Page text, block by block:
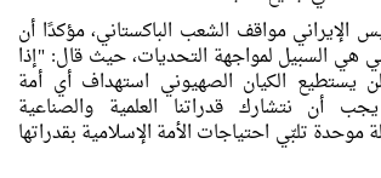
الإيراني مواقف الشعب الباكستاني، مؤكدًا أن
هي السبيل لمواجهة التحديات، حيث قال: "إذا
يستطيع الكيان الصهيوني استهداف أي أمة
أن نتشارك قدراتنا العلمية والصناعية
موحدة تلبّي احتياجات الأمة الإسلامية بقدراتها